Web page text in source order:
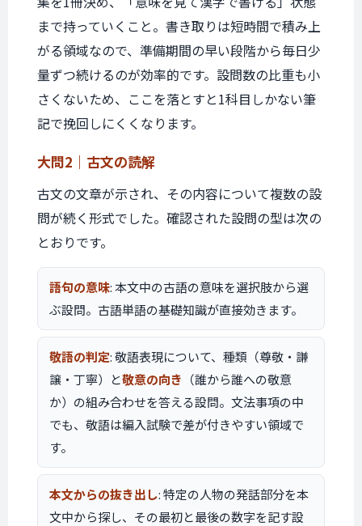
まで持っていくこと。書き取りは短時間で積み上
がる領域なので、準備期間の早い段階から毎日少
量ずつ続けるのが効率的です。設問数の比重も小
さくないため、ここを落とすと1科目しかない筆
記で挽回しにくくなります。
大問2｜ 古文の読解
古文の文章が示され、その内容について複数の設
問が続く形式でした。確認された設問の型は次の
とおりです。
語句の意味: 本文中の古語の意味を選択肢から選
ぶ設問。古語単語の基礎知識が直接効きます。
敬語の判定: 敬語表現について、種類（尊敬・謙
譲・丁寧）と敬意の向き （誰から誰への敬意
か）の組み合わせを答える設問。文法事項の中
でも、敬語は編入試験で差が付きやすい領域で
す。
本文からの抜き出し: 特定の人物の発話部分を本
文中から探し、その最初と最後の数字を記す設